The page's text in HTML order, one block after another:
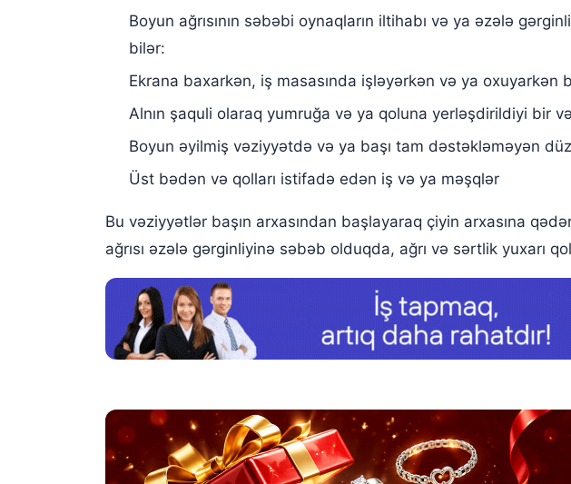
Boyun ağrısının səbəbi oynaqların iltihabı və ya əzələ
bilər:
Ekrana baxarkən, iş masasında işləyərkən və ya oxuyarkən
Alnın şaquli olaraq yumruğa və ya qoluna yerləşdirildiyi bir
Boyun əyilmiş vəziyyətdə və ya başı tam dəstəkləməyən
Üst bədən və qolları istifadə edən iş və ya məşqlər
Bu vəziyyətlər başın arxasından başlayaraq çiyin arxasına
ağrısı əzələ gərginliyinə səbəb olduqda, ağrı və sərtlik yuxarı